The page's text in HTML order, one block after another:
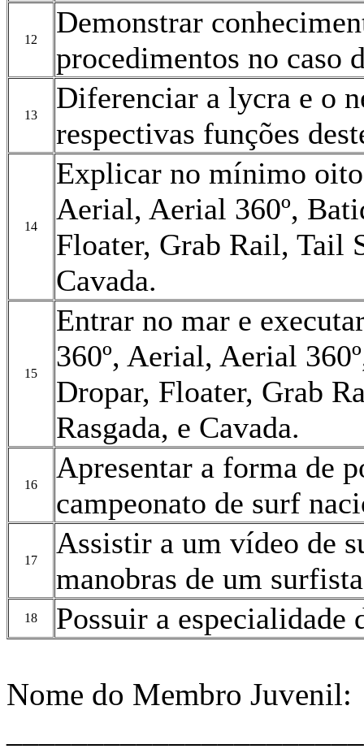
12
Demonstrar
procedimentos no caso
13
Diferenciar a lycra e o
respectivas funções
14
Explicar no mínimo oito
Aerial, Aerial 360º,
Floater, Grab Rail, Tail
Cavada.
15
Entrar no mar e
360º, Aerial, Aerial
Dropar, Floater, Grab
Rasgada, e Cavada.
16
Apresentar a forma de
campeonato de surf
17
Assistir a um vídeo de
manobras de um
18 Possuir a
Nome do Membro Juvenil: